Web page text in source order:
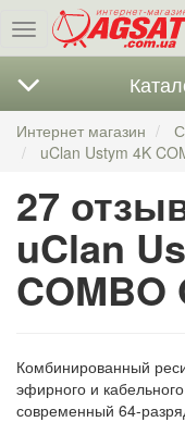
Меню
Интернет магазин
uClan Ustym 4K
27
uClan
COMBO
Комбинированный
эфирного и
современный 64-